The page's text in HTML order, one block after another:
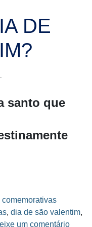
DE
.
santo que
comemorativas
, dia de são valentim,
um comentário